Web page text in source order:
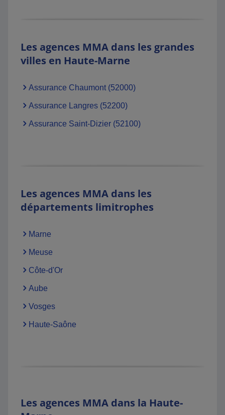
Les agences MMA dans les grandes
villes en Haute-Marne
Assurance Chaumont (52000)
Assurance Langres (52200)
Assurance Saint-Dizier (52100)
Les agences MMA dans les
départements limitrophes
Marne
Meuse
Côte-d'Or
Aube
Vosges
Haute-Saône
Les agences MMA dans la Haute-